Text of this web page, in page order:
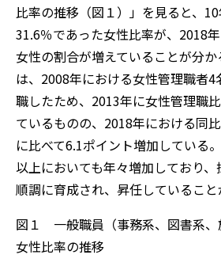
比率の推移（図１）」を見ると、
31.6％であった女性比率が、2018年
女性の割合が増えていることが分
は、2008年における女性管理職者
職したため、2013年に女性管理職
ているものの、2018年における同
に比べて6.1ポイント増加している
以上においても年々増加しており
順調に育成され、昇任していること
図１ 一般職員（事務系、図書系、
女性比率の推移